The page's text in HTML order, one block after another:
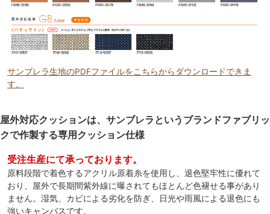
サンブレラ生地のPDFファイルをこちらからダウンロードできま
す。
屋外対応クッションは、サンブレラというブランドファブリッ
クで作製する専用クッション仕様
受注生産にて承っております。
原料段階で着色するアクリル原着糸を使用し、退色堅牢性に優れて
おり、屋外で長期間紫外線に曝されてもほとんど色褪せる事があり
ません。湿気、カビによる劣化を防ぎ、日光や雨風による退色にも
強いキャンバスです。